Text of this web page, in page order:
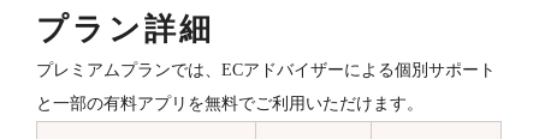
プラン詳細
プレミアムプランでは、ECアドバイザーによる個別サポート
と一部の有料アプリを無料でご利用いただけます。